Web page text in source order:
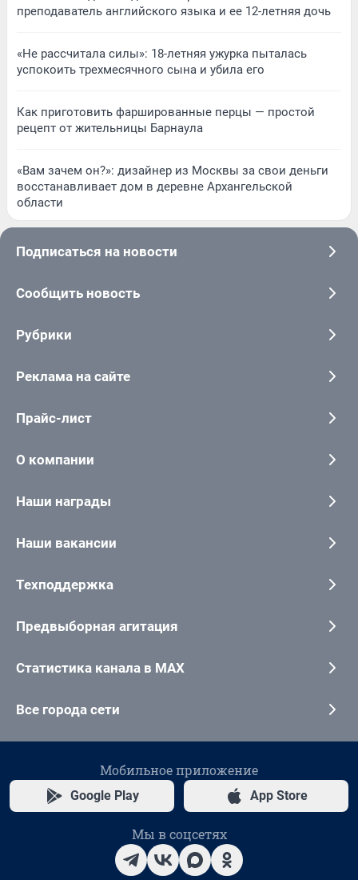
преподаватель английского языка и ее 12-летняя дочь
«Не рассчитала силы»: 18-летняя ужурка пыталась
успокоить трехмесячного сына и убила его
Как приготовить фаршированные перцы — простой
рецепт от жительницы Барнаула
«Вам зачем он?»: дизайнер из Москвы за свои деньги
восстанавливает дом в деревне Архангельской
области
Подписаться на новости
Сообщить новость
Рубрики
Реклама на сайте
Прайс-лист
О компании
Наши награды
Наши вакансии
Техподдержка
Предвыборная агитация
Статистика канала в MAX
Все города сети
Мобильное приложение
Google Play App Store
Мы в соцсетях